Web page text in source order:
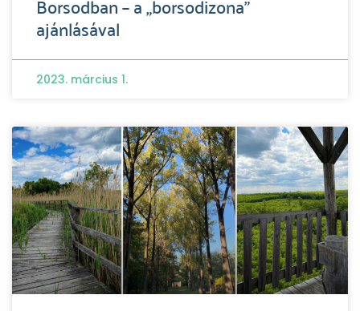
ajánlásával
2023. március 1.